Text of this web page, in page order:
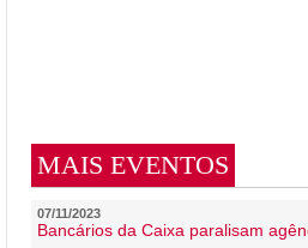
MAIS EVENTOS
07/11/2023
Bancários da Caixa paralisam